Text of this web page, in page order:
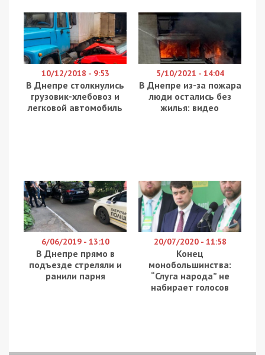
10/12/2018 - 9:53
В Днепре столкнулись
грузовик-хлебовоз и
легковой автомобиль
5/10/2021 - 14:04
В Днепре из-за пожара
люди остались без
жилья: видео
6/06/2019 - 13:10
В Днепре прямо в
подъезде стреляли и
ранили парня
20/07/2020 - 11:58
Конец
монобольшинства:
“Слуга народа” не
набирает голосов